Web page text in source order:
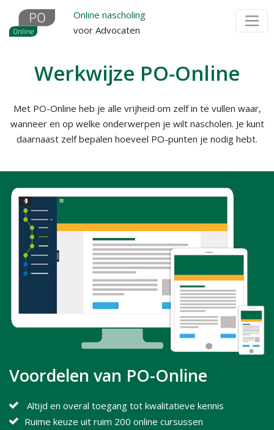
Overslaan
naar
Online nascholing
voor Advocaten
Werkwijze PO-Online
Met PO-Online heb je alle vrijheid om zelf in te vullen waar,
wanneer en op welke onderwerpen je wilt nascholen. Je kunt
daarnaast zelf bepalen hoeveel PO-punten je nodig hebt.
Voordelen van PO-Online
Altijd en overal toegang tot kwalitatieve kennis
Ruime keuze uit ruim 200 online cursussen